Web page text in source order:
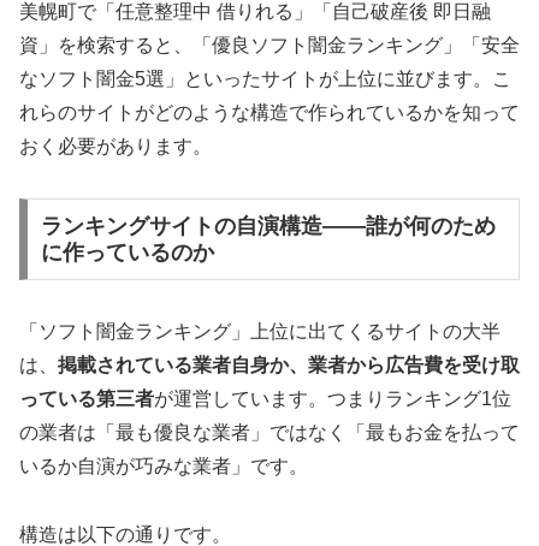
美幌町で「任意整理中 借りれる」「自己破産後 即日融
資」を検索すると、「優良ソフト闇金ランキング」「安全
なソフト闇金5選」といったサイトが上位に並びます。こ
れらのサイトがどのような構造で作られているかを知って
おく必要があります。
ランキングサイトの自演構造——誰が何のため
に作っているのか
「ソフト闇金ランキング」上位に出てくるサイトの大半
は、 掲載されている業者自身か、業者から広告費を受け取
っている第三者が運営しています。つまりランキング1位
の業者は「最も優良な業者」ではなく「最もお金を払って
いるか自演が巧みな業者」です。
構造は以下の通りです。